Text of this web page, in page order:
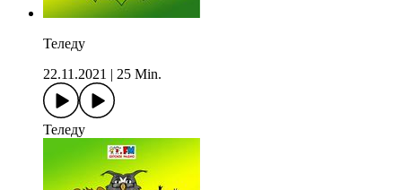
Теледу
22.11.2021
25 Min.
Теледу